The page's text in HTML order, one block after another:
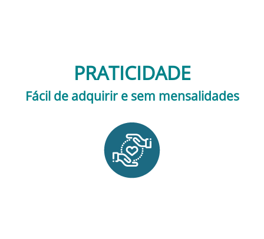
PRATICIDADE
Fácil de adquirir e sem mensalidades